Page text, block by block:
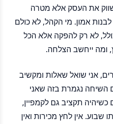
את העסק אלא מטרה
אמון. מי הקהל, לא כולם
לא רק להפקה אלא הכל
ומה ייחשב הצלחה.
אני שואל שאלות ומקשיב
השיחה נגמרת בזה שאני
כשיהיה תקציב גם לקמפיין,
שבוע. אין לחץ מכירות ואין